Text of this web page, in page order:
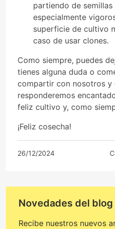
partiendo de semillas
especialmente
superficie de cultivo
caso de usar clones.
Como siempre, puedes
tienes alguna duda o
compartir con nosotros y
responderemos
feliz cultivo y, como
¡Feliz cosecha!
26/12/2024
Novedades del blog
Recibe nuestros nuevos